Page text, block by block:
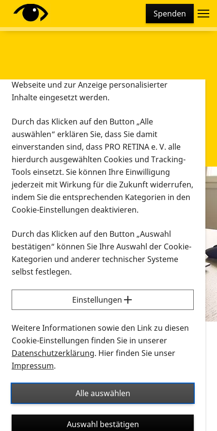
Spenden
Infomaterial
Infomaterial
Vorlesen
Alle Infomaterialien in verschiedenen
Formaten an einem Ort
Sie möchten wissen, wie Sie nach Infonmaterial
suchen und dieses bestellen bzw. herunterladen
können? Schauen Sie sich dieErklärvideos zum
Thema Infomaterial auf der PRO RETINA-Website
für blinde und sehbehinderte Menschen an.
Auf dieser Seite finden Sie sämtliches Infomaterial
Ort. Nutzen Sie den Formatfilter, um ausschließlich
nach Flyern und Broschüren, Audios oder Videos zu
suchen. Die meisten Flyer und Broschüren werden in
verschiedenen Formaten angeboten: zur
Diese Webseite setzt verschiedene Cookies und
Tracking-Tools ein. Dies beinhaltet Cookies und
Webseite und zur Anzeige personalisierter
Inhalte eingesetzt werden.
Durch das Klicken auf den Button „Alle
auswählen“ erklären Sie, dass Sie damit
einverstanden sind, dass PRO RETINA e. V. alle
hierdurch ausgewählten Cookies und Tracking-
Tools einsetzt. Sie können Ihre Einwilligung
jederzeit mit Wirkung für die Zukunft widerrufen,
indem Sie die entsprechenden Kategorien in den
Cookie-Einstellungen deaktivieren.
Durch das Klicken auf den Button „Auswahl
bestätigen“ können Sie Ihre Auswahl der Cookie-
Kategorien und anderer technischer Systeme
selbst festlegen.
Einstellungen
Weitere Informationen sowie den Link zu diesen
Cookie-Einstellungen finden Sie in unserer
Datenschutzerklärung. Hier finden Sie unser
Impressum.
Alle auswählen
Auswahl bestätigen